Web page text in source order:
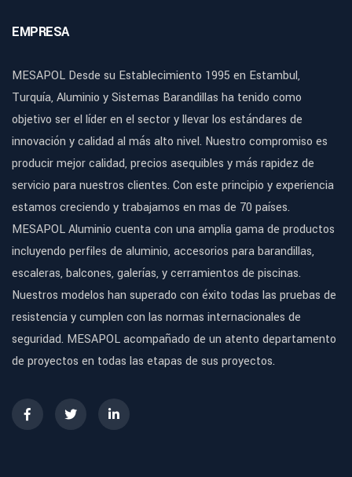
EMPRESA
MESAPOL Desde su Establecimiento 1995 en Estambul,
Turquía, Aluminio y Sistemas Barandillas ha tenido como
objetivo ser el líder en el sector y llevar los estándares de
innovación y calidad al más alto nivel. Nuestro compromiso es
producir mejor calidad, precios asequibles y más rapidez de
servicio para nuestros clientes. Con este principio y experiencia
estamos creciendo y trabajamos en mas de 70 países.
MESAPOL Aluminio cuenta con una amplia gama de productos
incluyendo perfiles de aluminio, accesorios para barandillas,
escaleras, balcones, galerías, y cerramientos de piscinas.
Nuestros modelos han superado con éxito todas las pruebas de
resistencia y cumplen con las normas internacionales de
seguridad. MESAPOL acompañado de un atento departamento
de proyectos en todas las etapas de sus proyectos.